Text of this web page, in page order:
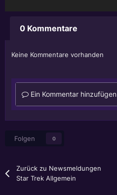
0 Kommentare
Keine Kommentare vorhanden
Ein Kommentar hinzufügen
Folgen 0
Zurück zu Newsmeldungen
Star Trek Allgemein